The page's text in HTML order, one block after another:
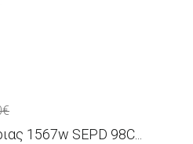
1567w SEPD 98C...